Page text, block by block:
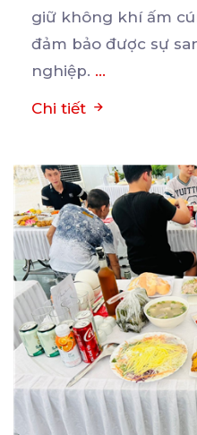
giữ không khí ấm
đảm bảo được sự
nghiệp. ...
Chi tiết